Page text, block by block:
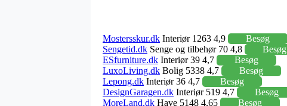
Mostersskur.dk Interiør 1263 4,9
Besøg
Sengetid.dk Senge og tilbehør 70 4,8
Besøg
ESfurniture.dk Interiør 39 4,7
Besøg
LuxoLiving.dk Bolig 5338 4,7
Besøg
Lepong.dk Interiør 36 4,7
Besøg
DesignGaragen.dk Interiør 519 4,7
Besøg
MoreLand.dk Have 5148 4,65
Besøg